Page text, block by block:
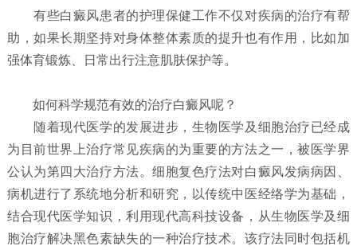
有些白癜风患者的护理保健工作不仅对疾病的治疗有帮
助，如果长期坚持对身体整体素质的提升也有作用，比如加
强体育锻炼、日常出行注意肌肤保护等。
如何科学规范有效的治疗白癜风呢？
随着现代医学的发展进步，生物医学及细胞治疗已经成
为目前世界上治疗常见疾病的为重要的方法之一，被医学界
公认为第四大治疗方法。细胞复色疗法对白癜风发病病因、
病机进行了系统地分析和研究，以传统中医经络学为基础，
结合现代医学知识，利用现代高科技设备，从生物医学及细
胞治疗解决黑色素缺失的一种治疗技术。该疗法同时包括机